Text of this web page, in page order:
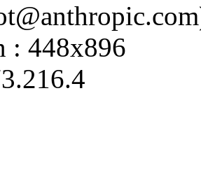
: 448x896